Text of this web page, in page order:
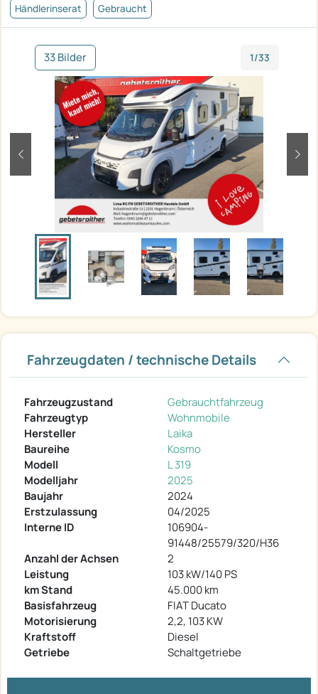
Händlerinserat Gebraucht
33 Bilder 1/33
zurück
Fahrzeugdaten / technische Details
Fahrzeugzustand
Gebrauchtfahrzeug
Fahrzeugtyp
Wohnmobile
Hersteller
Laika
Baureihe
Kosmo
Modell
L 319
Modelljahr
2025
Baujahr
2024
Erstzulassung
04/2025
Interne ID
106904-
91448/25579/320/H36
Anzahl der Achsen
2
Leistung
103 kW/140 PS
km Stand
45.000 km
Basisfahrzeug
FIAT Ducato
Motorisierung
2,2, 103 KW
Kraftstoff
Diesel
Getriebe
Schaltgetriebe